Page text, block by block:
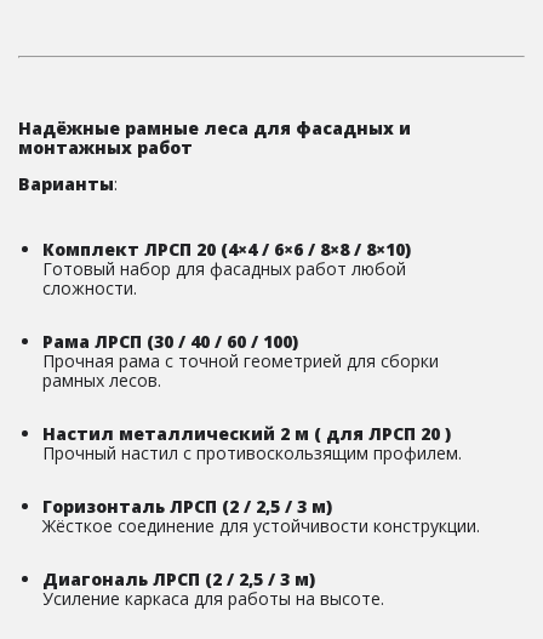
Надёжные рамные леса для фасадных и
монтажных работ
Варианты:
Комплект ЛРСП 20 (4×4 / 6×6 / 8×8 / 8×10)
Готовый набор для фасадных работ любой
сложности.
Рама ЛРСП (30 / 40 / 60 / 100)
Прочная рама с точной геометрией для сборки
рамных лесов.
Настил металлический 2 м ( для ЛРСП 20 )
Прочный настил с противоскользящим профилем.
Горизонталь ЛРСП (2 / 2,5 / 3 м)
Жёсткое соединение для устойчивости конструкции.
Диагональ ЛРСП (2 / 2,5 / 3 м)
Усиление каркаса для работы на высоте.